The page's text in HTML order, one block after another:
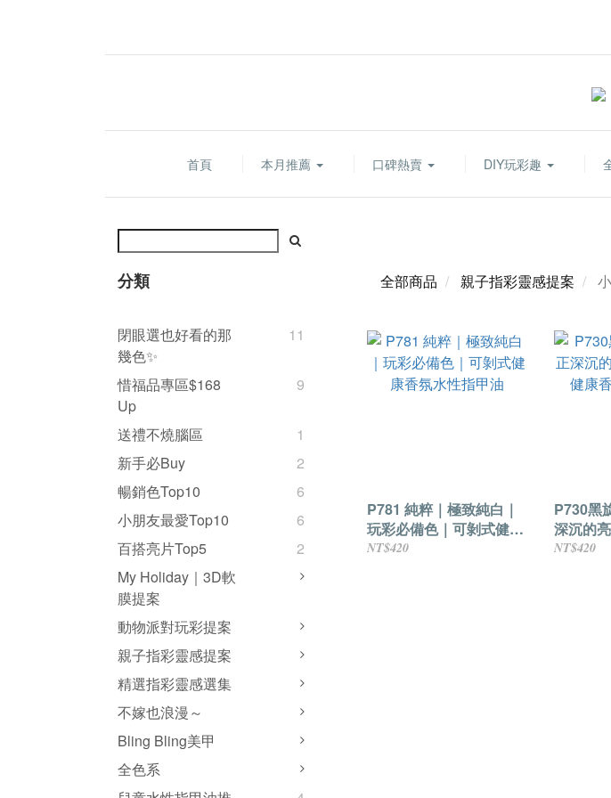
首頁 本月推薦 口碑熱賣 DIY玩彩趣
分類
閉眼選也好看的那
幾色✨
11
惜福品專區$168
Up
9
送禮不燒腦區
1
新手必Buy
2
暢銷色Top10
6
小朋友最愛Top10
6
百搭亮片Top5
2
My Holiday｜3D軟
膜提案
動物派對玩彩提案
親子指彩靈感提案
精選指彩靈感選集
不嫁也浪漫～
Bling Bling美甲
全色系
全部商品 親子指彩靈感提案
P781 純粹｜極致純白｜
玩彩必備色｜可剝式健康
香氛水性指甲油
NT$420
P730黑
深沉的
康香氛水
NT$420